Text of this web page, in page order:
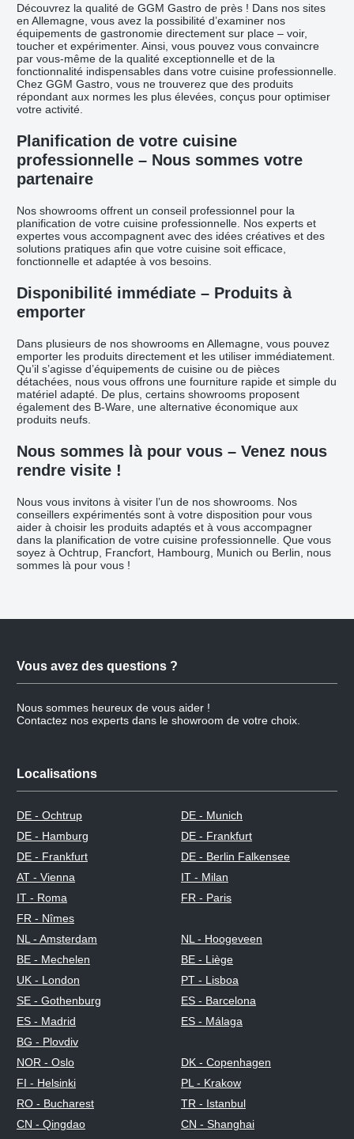
Découvrez la qualité de GGM Gastro de près ! Dans nos sites
en Allemagne, vous avez la possibilité d’examiner nos
équipements de gastronomie directement sur place – voir,
toucher et expérimenter. Ainsi, vous pouvez vous convaincre
par vous-même de la qualité exceptionnelle et de la
fonctionnalité indispensables dans votre cuisine professionnelle.
Chez GGM Gastro, vous ne trouverez que des produits
répondant aux normes les plus élevées, conçus pour optimiser
votre activité.
Planification de votre cuisine
professionnelle – Nous sommes votre
partenaire
Nos showrooms offrent un conseil professionnel pour la
planification de votre cuisine professionnelle. Nos experts et
expertes vous accompagnent avec des idées créatives et des
solutions pratiques afin que votre cuisine soit efficace,
fonctionnelle et adaptée à vos besoins.
Disponibilité immédiate – Produits à
emporter
Dans plusieurs de nos showrooms en Allemagne, vous pouvez
emporter les produits directement et les utiliser immédiatement.
Qu’il s’agisse d’équipements de cuisine ou de pièces
détachées, nous vous offrons une fourniture rapide et simple du
matériel adapté. De plus, certains showrooms proposent
également des B-Ware, une alternative économique aux
produits neufs.
Nous sommes là pour vous – Venez nous
rendre visite !
Nous vous invitons à visiter l’un de nos showrooms. Nos
conseillers expérimentés sont à votre disposition pour vous
aider à choisir les produits adaptés et à vous accompagner
dans la planification de votre cuisine professionnelle. Que vous
soyez à Ochtrup, Francfort, Hambourg, Munich ou Berlin, nous
sommes là pour vous !
Vous avez des questions ?
Nous sommes heureux de vous aider !
Contactez nos experts dans le showroom de votre choix.
Localisations
DE - Ochtrup
DE - Munich
DE - Hamburg
DE - Frankfurt
DE - Frankfurt
DE - Berlin Falkensee
AT - Vienna
IT - Milan
IT - Roma
FR - Paris
FR - Nîmes
NL - Amsterdam
NL - Hoogeveen
BE - Mechelen
BE - Liège
UK - London
PT - Lisboa
SE - Gothenburg
ES - Barcelona
ES - Madrid
ES - Málaga
BG - Plovdiv
NOR - Oslo
DK - Copenhagen
FI - Helsinki
PL - Krakow
RO - Bucharest
TR - Istanbul
CN - Qingdao
CN - Shanghai